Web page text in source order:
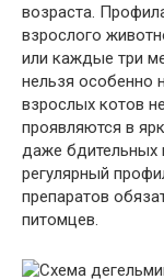
возраста.
взрослого
или каждые три
нельзя особенно
взрослых котов
проявляются в
даже бдительных
регулярный
препаратов
питомцев.